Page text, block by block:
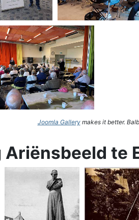
Joomla Gallerymakes it better.
te